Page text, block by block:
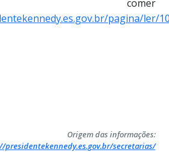
comer
pagina/ler/
Origem das informações:
presidentekennedy.es.gov.br/secretarias/